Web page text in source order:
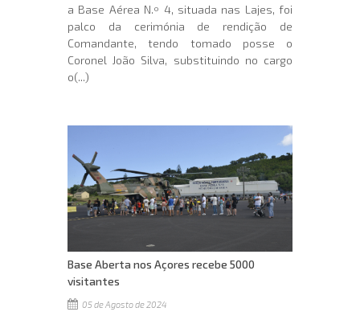
a Base Aérea N.º 4, situada nas Lajes, foi
palco da cerimónia de rendição de
Comandante, tendo tomado posse o
Coronel João Silva, substituindo no cargo
o(...)
Base Aberta nos Açores recebe 5000
visitantes
05 de Agosto de 2024